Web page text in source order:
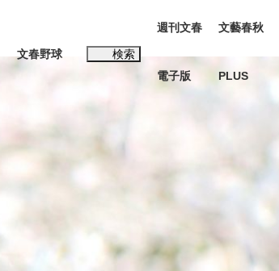
文春野球 検索
週刊文春
電子版
文藝春秋
PLUS